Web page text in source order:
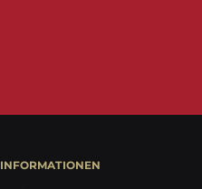
INFORMATIONEN